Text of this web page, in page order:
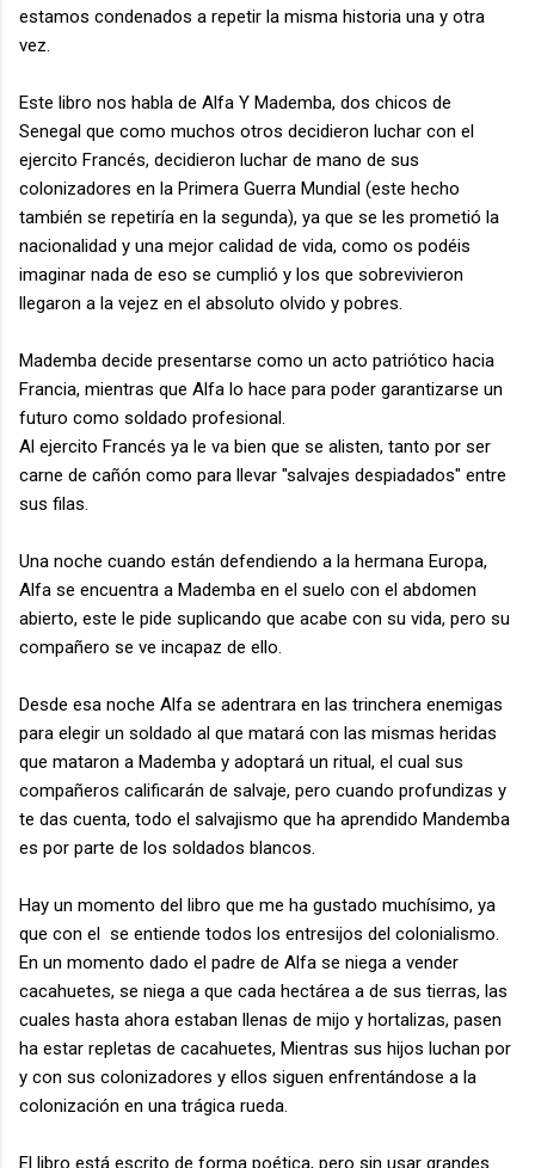
estamos condenados a repetir la misma historia una y otra
vez.
Este libro nos habla de Alfa Y Mademba, dos chicos de
Senegal que como muchos otros decidieron luchar con el
ejercito Francés, decidieron luchar de mano de sus
colonizadores en la Primera Guerra Mundial (este hecho
también se repetiría en la segunda), ya que se les prometió la
nacionalidad y una mejor calidad de vida, como os podéis
imaginar nada de eso se cumplió y los que sobrevivieron
llegaron a la vejez en el absoluto olvido y pobres.
Mademba decide presentarse como un acto patriótico hacia
Francia, mientras que Alfa lo hace para poder garantizarse un
futuro como soldado profesional.
Al ejercito Francés ya le va bien que se alisten, tanto por ser
carne de cañón como para llevar "salvajes despiadados" entre
sus filas.
Una noche cuando están defendiendo a la hermana Europa,
Alfa se encuentra a Mademba en el suelo con el abdomen
abierto, este le pide suplicando que acabe con su vida, pero su
compañero se ve incapaz de ello.
Desde esa noche Alfa se adentrara en las trinchera enemigas
para elegir un soldado al que matará con las mismas heridas
que mataron a Mademba y adoptará un ritual, el cual sus
compañeros calificarán de salvaje, pero cuando profundizas y
te das cuenta, todo el salvajismo que ha aprendido Mandemba
es por parte de los soldados blancos.
Hay un momento del libro que me ha gustado muchísimo, ya
que con el se entiende todos los entresijos del colonialismo.
En un momento dado el padre de Alfa se niega a vender
cacahuetes, se niega a que cada hectárea a de sus tierras, las
cuales hasta ahora estaban llenas de mijo y hortalizas, pasen
ha estar repletas de cacahuetes, Mientras sus hijos luchan por
y con sus colonizadores y ellos siguen enfrentándose a la
colonización en una trágica rueda.
El libro está escrito de forma poética, pero sin usar grandes